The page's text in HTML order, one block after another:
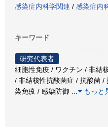
感染症内科学関連 / 感染症内
キーワード
研究代表者
細胞性免疫 / ワクチン / 非結
/ 非結核性抗酸菌症 / 抗酸菌 /
染免疫 / 感染防御
もっと